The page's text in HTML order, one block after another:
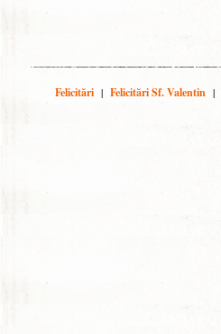
Felicitări | Felicitări Sf. Valentin |